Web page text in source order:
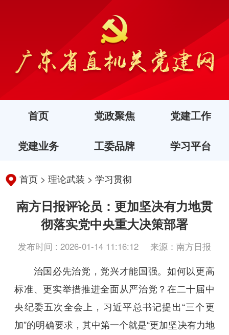
首页 党政聚焦 党建工作
党建业务 工委品牌 学习平台
首页 >理论武装 >学习贯彻
南方日报评论员：更加坚决有力地贯
彻落实党中央重大决策部署
发布时间 : 2026-01-14 11:16:12 来源：南方日报
治国必先治党，党兴才能国强。如何以更高
标准、更实举措推进全面从严治党？在二十届中
央纪委五次全会上，习近平总书记提出“三个更
加”的明确要求，其中第一个就是“更加坚决有力地